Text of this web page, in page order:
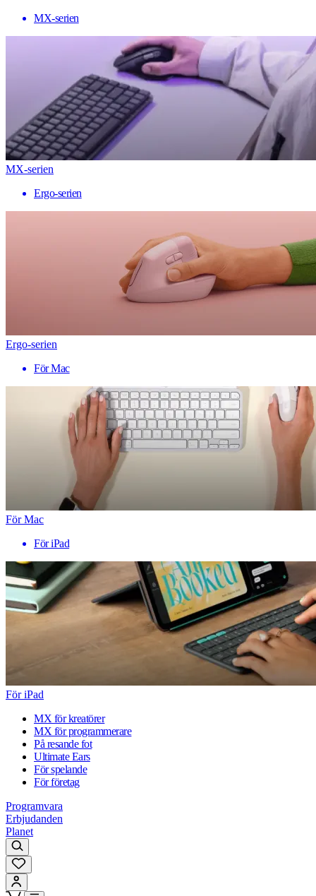
MX-serien
MX-serien
Ergo-serien
Ergo-serien
För Mac
För Mac
För iPad
För iPad
MX för kreatörer
MX för programmerare
På resande fot
Ultimate Ears
För spelande
För företag
Programvara
Erbjudanden
Planet